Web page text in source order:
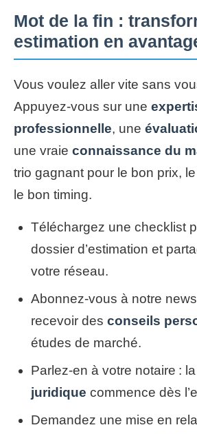
Mot de la fin :
estimation en
Vous voulez aller vite sans
Appuyez-vous sur une
professionnelle, une
une vraie connaissance du
trio gagnant pour le bon prix,
le bon timing.
Téléchargez une checklist
dossier d’estimation et
votre réseau.
Abonnez-vous à notre
recevoir des conseils
études de marché.
Parlez-en à votre notaire : la
juridique commence dès
Demandez une mise en